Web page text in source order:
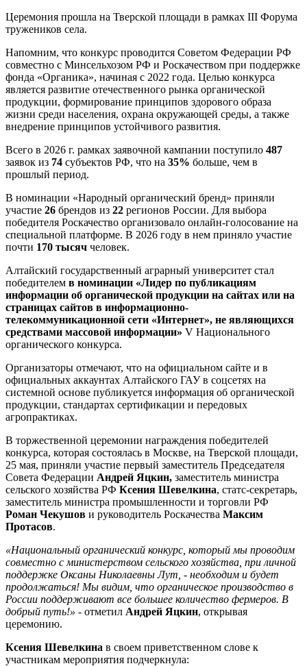
Церемония прошла на Тверской площади в рамках III Форума
тружеников села.
Напомним, что конкурс проводится Советом Федерации РФ
совместно с Минсельхозом РФ и Роскачеством при поддержке
фонда «Органика», начиная с 2022 года. Целью конкурса
является развитие отечественного рынка органической
продукции, формирование принципов здорового образа
жизни среди населения, охрана окружающей среды, а также
внедрение принципов устойчивого развития.
Всего в 2026 г. рамках заявочной кампании поступило 487
заявок из 74 субъектов РФ, что на 35% больше, чем в
прошлый период.
В номинации «Народный органический бренд» приняли
участие 26 брендов из 22 регионов России. Для выбора
победителя Роскачество организовало онлайн-голосование на
специальной платформе. В 2026 году в нем приняло участие
почти 170 тысяч человек.
Алтайский государственный аграрный университет стал
победителем в номинации «Лидер по публикациям
информации об органической продукции на сайтах или на
страницах сайтов в информационно-
телекоммуникационной сети «Интернет», не являющихся
средствами массовой информации» V Национального
органического конкурса.
Организаторы отмечают, что на официальном сайте и в
официальных аккаунтах Алтайского ГАУ в соцсетях на
системной основе публикуется информация об органической
продукции, стандартах сертификации и передовых
агропрактиках.
В торжественной церемонии награждения победителей
конкурса, которая состоялась в Москве, на Тверской площади,
25 мая, приняли участие первый заместитель Председателя
Совета Федерации Андрей Яцкин, заместитель министра
сельского хозяйства РФ Ксения Шевелкина, статс-секретарь,
заместитель министра промышленности и торговли РФ
Роман Чекушов и руководитель Роскачества Максим
Протасов.
«Национальный органический конкурс, который мы проводим
совместно с министерством сельского хозяйства, при личной
поддержке Оксаны Николаевны Лут, - необходим и будет
продолжаться! Мы видим, что органическое производство в
России поддерживают все большее количество фермеров. В
добрый путь!» - отметил Андрей Яцкин, открывая
церемонию.
Ксения Шевелкина в своем приветственном слове к
участникам мероприятия подчеркнула: